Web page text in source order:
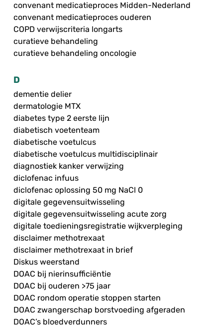
convenant medicatieproces Midden-Nederland
convenant medicatieproces ouderen
COPD verwijscriteria longarts
curatieve behandeling
curatieve behandeling oncologie
D
dementie delier
dermatologie MTX
diabetes type 2 eerste lijn
diabetisch voetenteam
diabetische voetulcus
diabetische voetulcus multidisciplinair
diagnostiek kanker verwijzing
diclofenac infuus
diclofenac oplossing 50 mg NaCl 0
digitale gegevensuitwisseling
digitale gegevensuitwisseling acute zorg
digitale toedieningsregistratie wijkverpleging
disclaimer methotrexaat
disclaimer methotrexaat in brief
Diskus weerstand
DOAC bij nierinsufficiëntie
DOAC bij ouderen >75 jaar
DOAC rondom operatie stoppen starten
DOAC zwangerschap borstvoeding afgeraden
DOAC’s bloedverdunners